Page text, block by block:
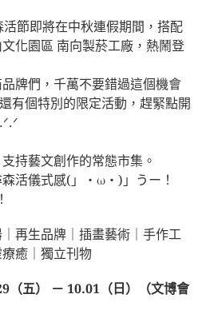
節即將在中秋連假期間，搭配
化園區 南向製菸工廠，熱鬧登
牌們，千萬不要錯過這個機會
有個特別的限定活動，趕緊點開
持藝文創作的常態市集。
活儀式感(」・ω・)」うー！
再生品牌｜插畫藝術｜手作工
癒｜獨立刊物
（五） － 10.01（日）（文博會